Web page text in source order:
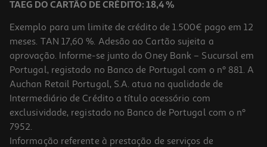
TAEG DO CARTÃO DE CRÉDITO: 18,4 %
Exemplo para um limite de crédito de 1.500€ pago em 12
meses. TAN 17,60 %. Adesão ao Cartão sujeita a
aprovação. Informe-se junto do Oney Bank – Sucursal em
Portugal, registado no Banco de Portugal com o nº 881. A
Auchan Retail Portugal, S.A. atua na qualidade de
Intermediário de Crédito a título acessório com
exclusividade, registado no Banco de Portugal com o nº
7952.
Informação referente à prestação de serviços de